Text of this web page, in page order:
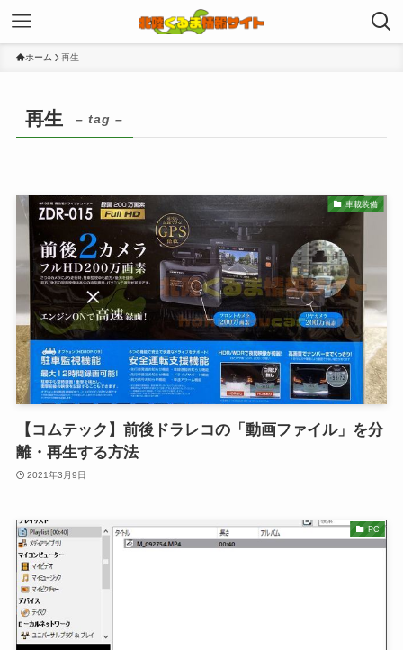
ホーム 再生
再生 – tag –
車載装備
【コムテック】前後ドラレコの「動画ファイル」を分
離・再生する方法
2021年3月9日
PC